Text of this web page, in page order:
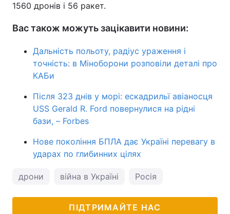
1560 дронів і 56 ракет.
Вас також можуть зацікавити новини:
Дальність польоту, радіус ураження і
точність: в Міноборони розповіли деталі про
КАБи
Після 323 днів у морі: ескадрильї авіаносця
USS Gerald R. Ford повернулися на рідні
бази, – Forbes
Нове покоління БПЛА дає Україні перевагу в
ударах по глибинних цілях
дрони війна в Україні Росія
ПІДТРИМАЙТЕ НАС